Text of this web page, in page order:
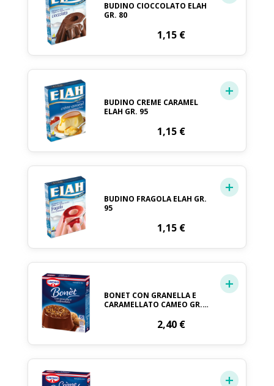
BUDINO CIOCCOLATO ELAH
GR. 80
1,15 €
BUDINO CREME CARAMEL
ELAH GR. 95
1,15 €
BUDINO FRAGOLA ELAH GR.
95
1,15 €
BONET CON GRANELLA E
CARAMELLATO CAMEO GR.
2,40 €